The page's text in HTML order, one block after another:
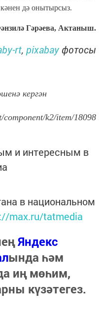
дә онытырсыз.
Гәрәева, Актаныш.
rt, pixabayфотосы
кергән
k2/item/18098
и интересным в
в национальном
max.ru/tatmedia
Яндекс
ында һәм
иң мөһим,
күзәтегез.